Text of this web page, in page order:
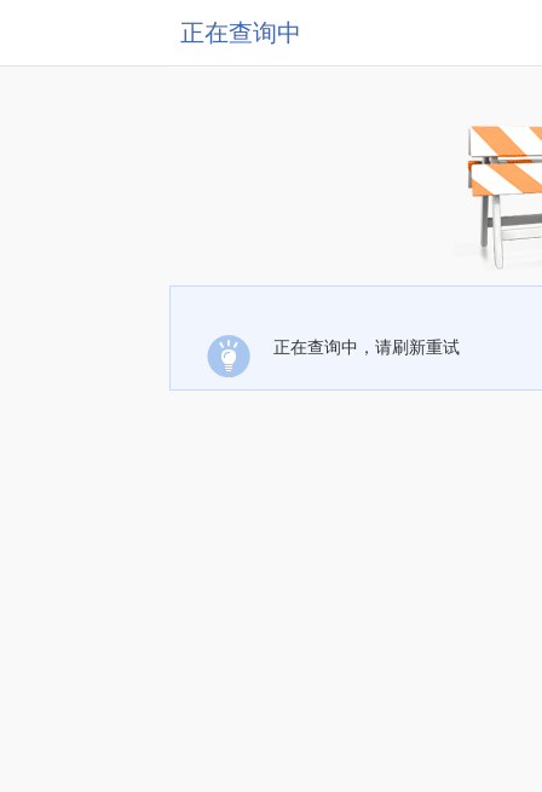
正在查询中
正在查询中，请刷新重试